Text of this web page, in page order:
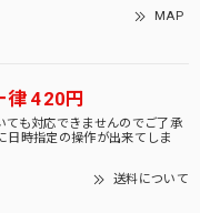
MAP
律 420円
ても対応できませんのでご了承
日時指定の操作が出来てしま
送料について